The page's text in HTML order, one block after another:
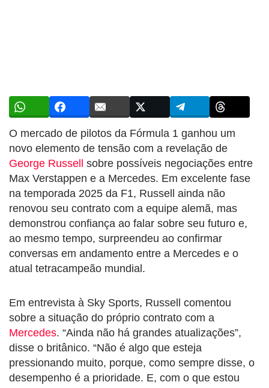
O mercado de pilotos da Fórmula 1 ganhou um
novo elemento de tensão com a revelação de
George Russell sobre possíveis negociações entre
Max Verstappen e a Mercedes. Em excelente fase
na temporada 2025 da F1, Russell ainda não
renovou seu contrato com a equipe alemã, mas
demonstrou confiança ao falar sobre seu futuro e,
ao mesmo tempo, surpreendeu ao confirmar
conversas em andamento entre a Mercedes e o
atual tetracampeão mundial.
Em entrevista à Sky Sports, Russell comentou
sobre a situação do próprio contrato com a
Mercedes. “Ainda não há grandes atualizações”,
disse o britânico. “Não é algo que esteja
pressionando muito, porque, como sempre disse, o
desempenho é a prioridade. E, com o que estou